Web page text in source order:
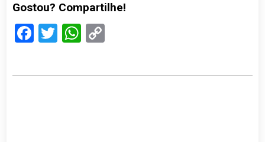
Gostou? Compartilhe!
Facebook
TwitterWhatsApp